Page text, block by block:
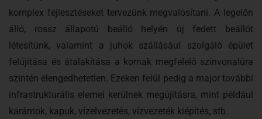
komplex fejlesztéseket tervezünk megvalósítani. A legelőn
álló, rossz állapotú beálló helyén új fedett beállót
létesítünk, valamint a juhok szállásául szolgáló épület
felújítása és átalakítása a kornak megfelelő színvonalúra
szintén elengedhetetlen. Ezeken felül pedig a major további
infrastrukturális elemei kerülnek megújításra, mint például
karámok, kapuk, vízelvezetés, vízvezeték kiépítés, stb.